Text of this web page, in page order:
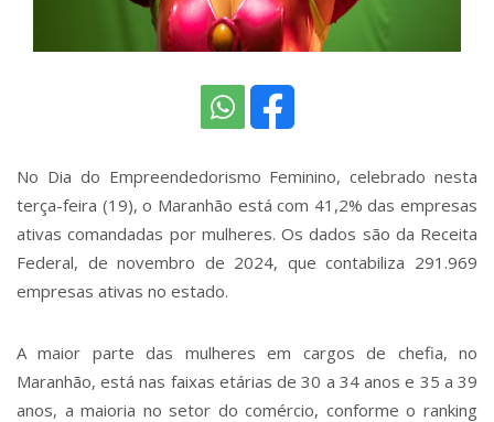
No Dia do Empreendedorismo Feminino, celebrado nesta
terça-feira (19), o Maranhão está com 41,2% das empresas
ativas comandadas por mulheres. Os dados são da Receita
Federal, de novembro de 2024, que contabiliza 291.969
empresas ativas no estado.
A maior parte das mulheres em cargos de chefia, no
Maranhão, está nas faixas etárias de 30 a 34 anos e 35 a 39
anos, a maioria no setor do comércio, conforme o ranking